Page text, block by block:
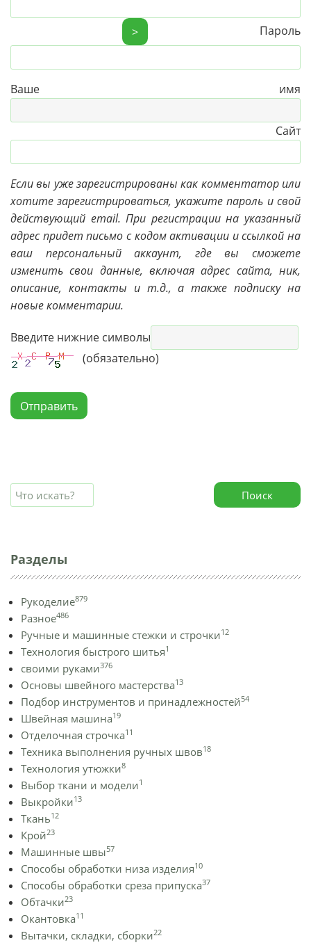
> Пароль
Ваше имя
Сайт
Если вы уже зарегистрированы как комментатор или
хотите зарегистрироваться, укажите пароль и свой
действующий email. При регистрации на указанный
адрес придет письмо с кодом активации и ссылкой на
ваш персональный аккаунт, где вы сможете
изменить свои данные, включая адрес сайта, ник,
описание, контакты и т.д., а также подписку на
новые комментарии.
Введите нижние символы
(обязательно)
Отправить
Поиск
Разделы
Рукоделие879
Разное486
Ручные и машинные стежки и строчки12
Технология быстрого шитья1
своими руками376
Основы швейного мастерства13
Подбор инструментов и принадлежностей54
Швейная машина19
Отделочная строчка11
Техника выполнения ручных швов18
Технология утюжки8
Выбор ткани и модели1
Выкройки13
Ткань12
Крой23
Машинные швы57
Способы обработки низа изделия10
Способы обработки среза припуска37
Обтачки23
Окантовка11
Вытачки, складки, сборки22